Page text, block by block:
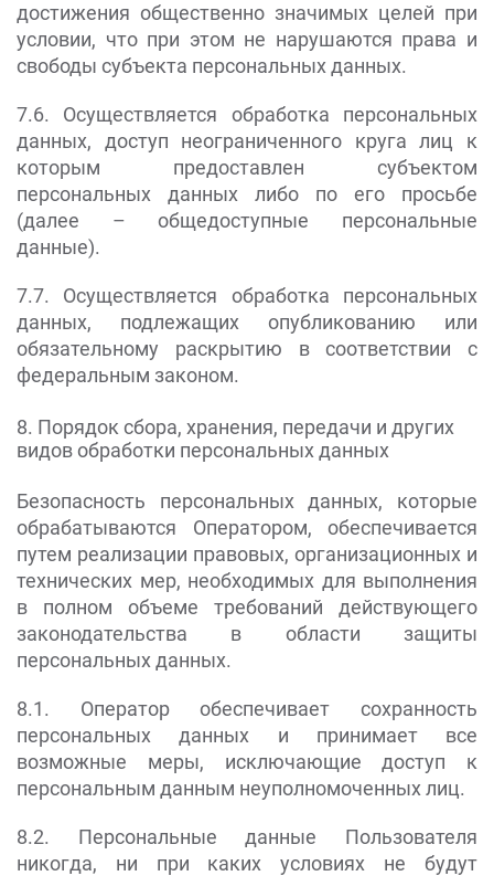
достижения общественно значимых целей при
условии, что при этом не нарушаются права и
свободы субъекта персональных данных.
7.6. Осуществляется обработка персональных
данных, доступ неограниченного круга лиц к
которым предоставлен субъектом
персональных данных либо по его просьбе
(далее – общедоступные персональные
данные).
7.7. Осуществляется обработка персональных
данных, подлежащих опубликованию или
обязательному раскрытию в соответствии с
федеральным законом.
8. Порядок сбора, хранения, передачи и других
видов обработки персональных данных
Безопасность персональных данных, которые
обрабатываются Оператором, обеспечивается
путем реализации правовых, организационных и
технических мер, необходимых для выполнения
в полном объеме требований действующего
законодательства в области защиты
персональных данных.
8.1. Оператор обеспечивает сохранность
персональных данных и принимает все
возможные меры, исключающие доступ к
персональным данным неуполномоченных лиц.
8.2. Персональные данные Пользователя
никогда, ни при каких условиях не будут